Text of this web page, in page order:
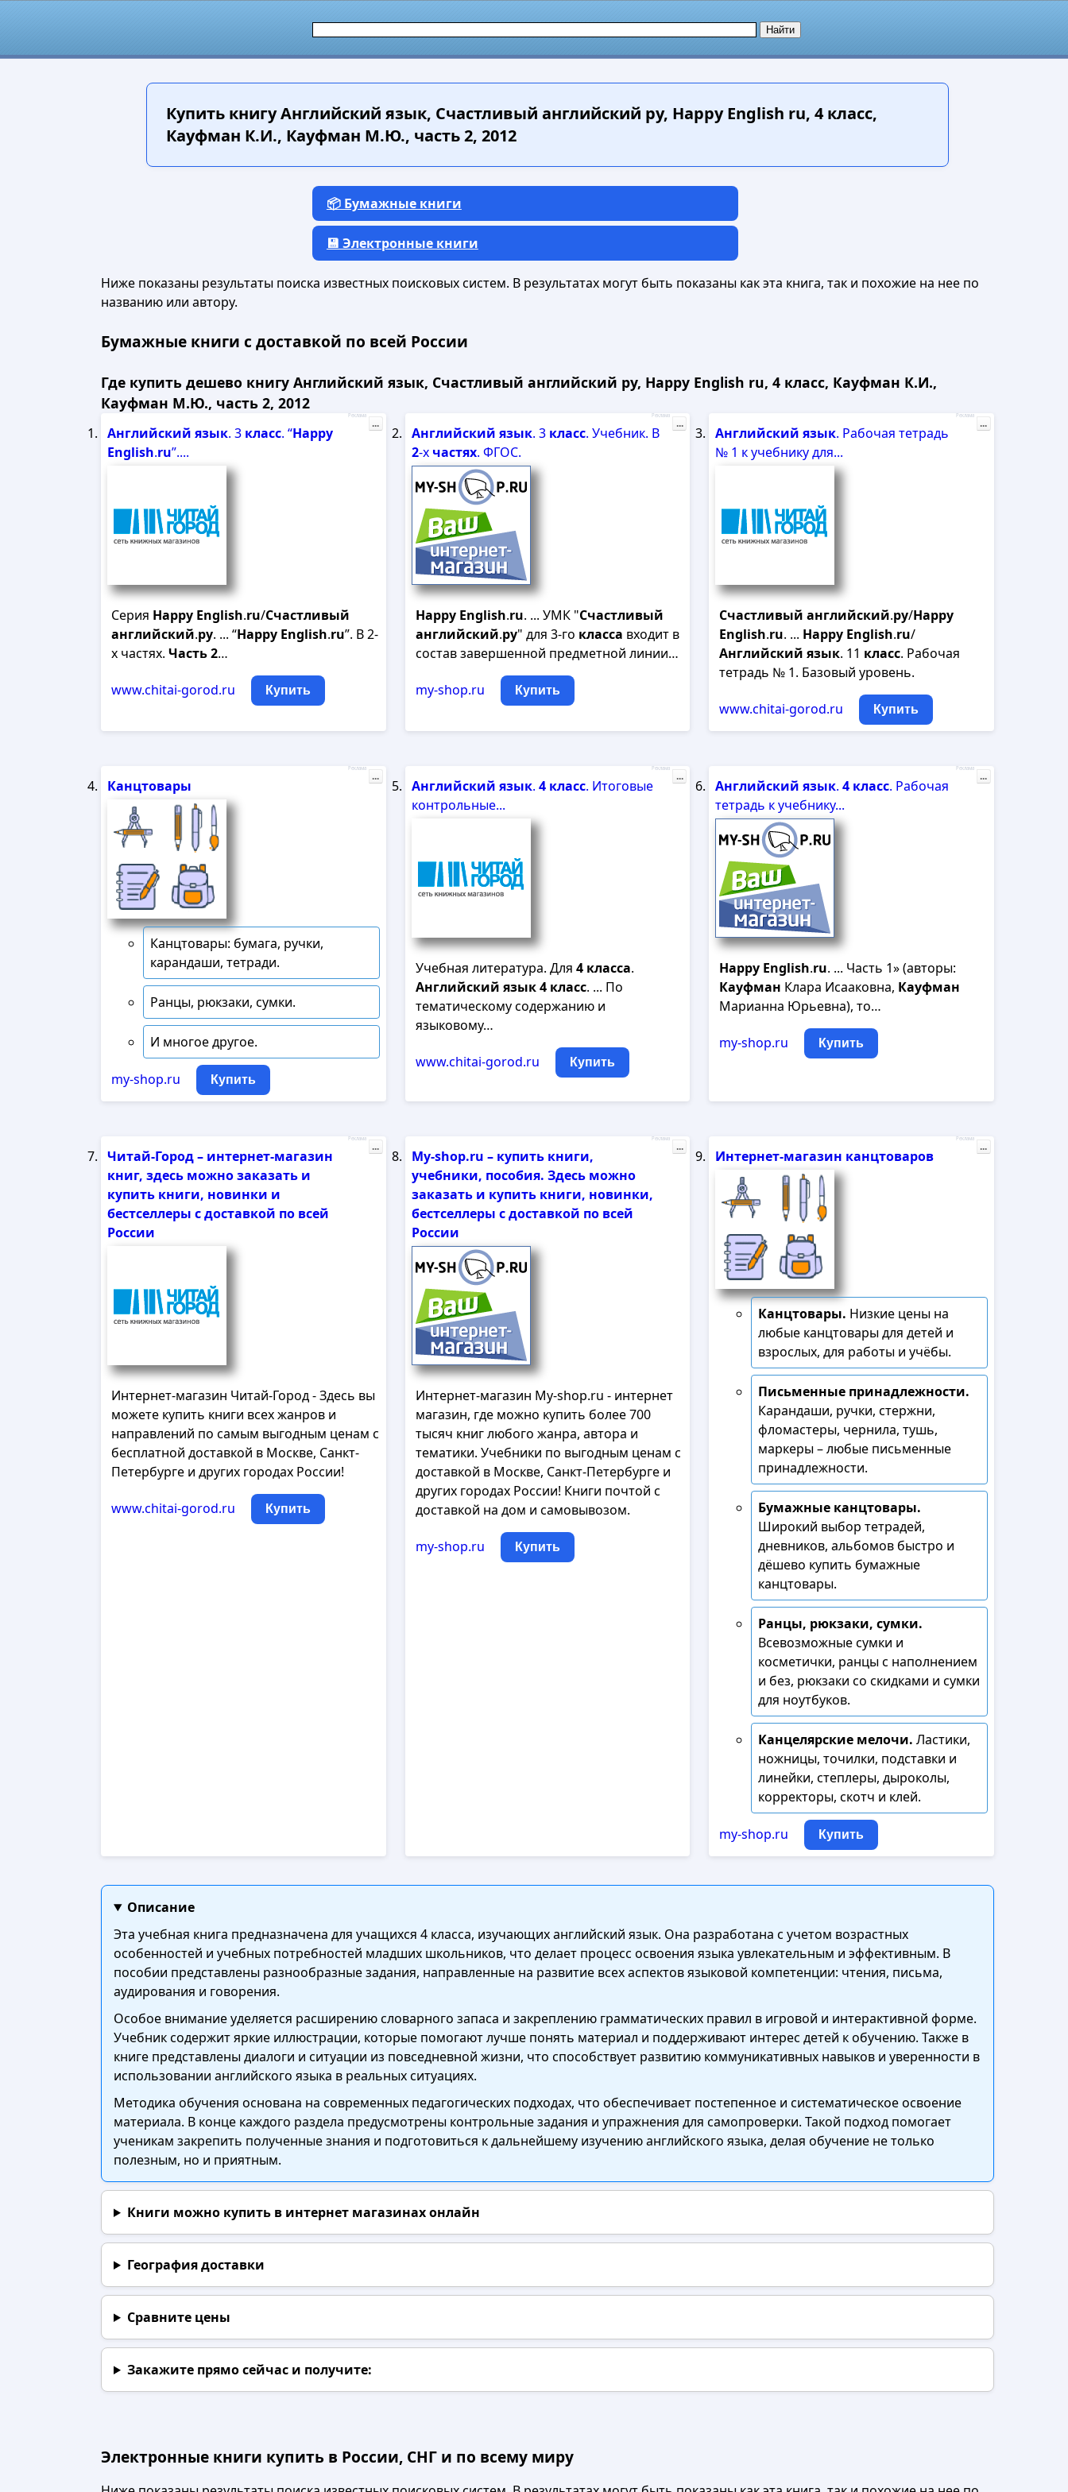
Купить книгуАнглийский язык, Счастливый английский ру, Happy English ru, 4 класс,
Кауфман К.И., Кауфман М.Ю., часть 2, 2012
📦 Бумажные книги
💾 Электронные книги
Ниже показаны результаты поиска известных поисковых систем. В результатах могут быть показаны как эта книга, так и похожие на нее по
названию или автору.
Бумажные книги с доставкой по всей России
Где купить дешево книгу Английский язык, Счастливый английский ру, Happy English ru, 4 класс, Кауфман К.И.,
Кауфман М.Ю., часть 2, 2012
Английский язык. 3 класс. “Happy
English.ru”....
Серия Happy English.ru/Счастливый
английский.ру. ... “Happy English.ru”. В 2-
х частях. Часть2…
www.chitai-gorod.ru Купить
Реклама
...
Английский язык. 3 класс. Учебник. В
2-х частях. ФГОС.
Happy English.ru. ... УМК "Счастливый
английский.ру" для 3-го класса входит в
состав завершенной предметной линии…
my-shop.ru Купить
Реклама
...
Английский язык. Рабочая тетрадь
№ 1 к учебнику для...
Счастливый английский.ру/Happy
English.ru. ... Happy English.ru/
Английский язык. 11 класс. Рабочая
тетрадь № 1. Базовый уровень.
www.chitai-gorod.ru Купить
Реклама
...
Канцтовары
Канцтовары: бумага, ручки,
карандаши, тетради.
Ранцы, рюкзаки, сумки.
И многое другое.
my-shop.ru Купить
Реклама
...
Английский язык. 4 класс. Итоговые
контрольные...
Учебная литература. Для 4 класса.
Английский язык4 класс. ... По
тематическому содержанию и
языковому…
www.chitai-gorod.ru Купить
Реклама
...
Английский язык.4 класс. Рабочая
тетрадь к учебнику...
Happy English.ru. ... Часть 1» (авторы:
Кауфман Клара Исааковна, Кауфман
Марианна Юрьевна), то…
my-shop.ru Купить
Реклама
...
Читай-Город – интернет-магазин
книг, здесь можно заказать и
купить книги, новинки и
бестселлеры с доставкой по всей
России
Интернет-магазин Читай-Город - Здесь вы
можете купить книги всех жанров и
направлений по самым выгодным ценам с
бесплатной доставкой в Москве, Санкт-
Петербурге и других городах России!
www.chitai-gorod.ru Купить
Реклама
...
My-shop.ru – купить книги,
учебники, пособия. Здесь можно
заказать и купить книги, новинки,
бестселлеры с доставкой по всей
России
Интернет-магазин My-shop.ru - интернет
магазин, где можно купить более 700
тысяч книг любого жанра, автора и
тематики. Учебники по выгодным ценам с
доставкой в Москве, Санкт-Петербурге и
других городах России! Книги почтой с
доставкой на дом и самовывозом.
my-shop.ru Купить
Реклама
...
Интернет-магазин канцтоваров
Канцтовары. Низкие цены на
любые канцтовары для детей и
взрослых, для работы и учёбы.
Письменные принадлежности.
Карандаши, ручки, стержни,
фломастеры, чернила, тушь,
маркеры – любые письменные
принадлежности.
Бумажные канцтовары.
Широкий выбор тетрадей,
дневников, альбомов быстро и
дёшево купить бумажные
канцтовары.
Ранцы, рюкзаки, сумки.
Всевозможные сумки и
косметички, ранцы с наполнением
и без, рюкзаки со скидками и сумки
для ноутбуков.
Канцелярские мелочи. Ластики,
ножницы, точилки, подставки и
линейки, степлеры, дыроколы,
корректоры, скотч и клей.
my-shop.ru Купить
Реклама
...
Описание
Эта учебная книга предназначена для учащихся 4 класса, изучающих английский язык. Она разработана с учетом возрастных
особенностей и учебных потребностей младших школьников, что делает процесс освоения языка увлекательным и эффективным. В
пособии представлены разнообразные задания, направленные на развитие всех аспектов языковой компетенции: чтения, письма,
аудирования и говорения.
Особое внимание уделяется расширению словарного запаса и закреплению грамматических правил в игровой и интерактивной форме.
Учебник содержит яркие иллюстрации, которые помогают лучше понять материал и поддерживают интерес детей к обучению. Также в
книге представлены диалоги и ситуации из повседневной жизни, что способствует развитию коммуникативных навыков и уверенности в
использовании английского языка в реальных ситуациях.
Методика обучения основана на современных педагогических подходах, что обеспечивает постепенное и систематическое освоение
материала. В конце каждого раздела предусмотрены контрольные задания и упражнения для самопроверки. Такой подход помогает
ученикам закрепить полученные знания и подготовиться к дальнейшему изучению английского языка, делая обучение не только
полезным, но и приятным.
Книги можно купить в интернет магазинах онлайн
География доставки
Сравните цены
Закажите прямо сейчаси получите:
Электронные книги купить в России, СНГ и по всему миру